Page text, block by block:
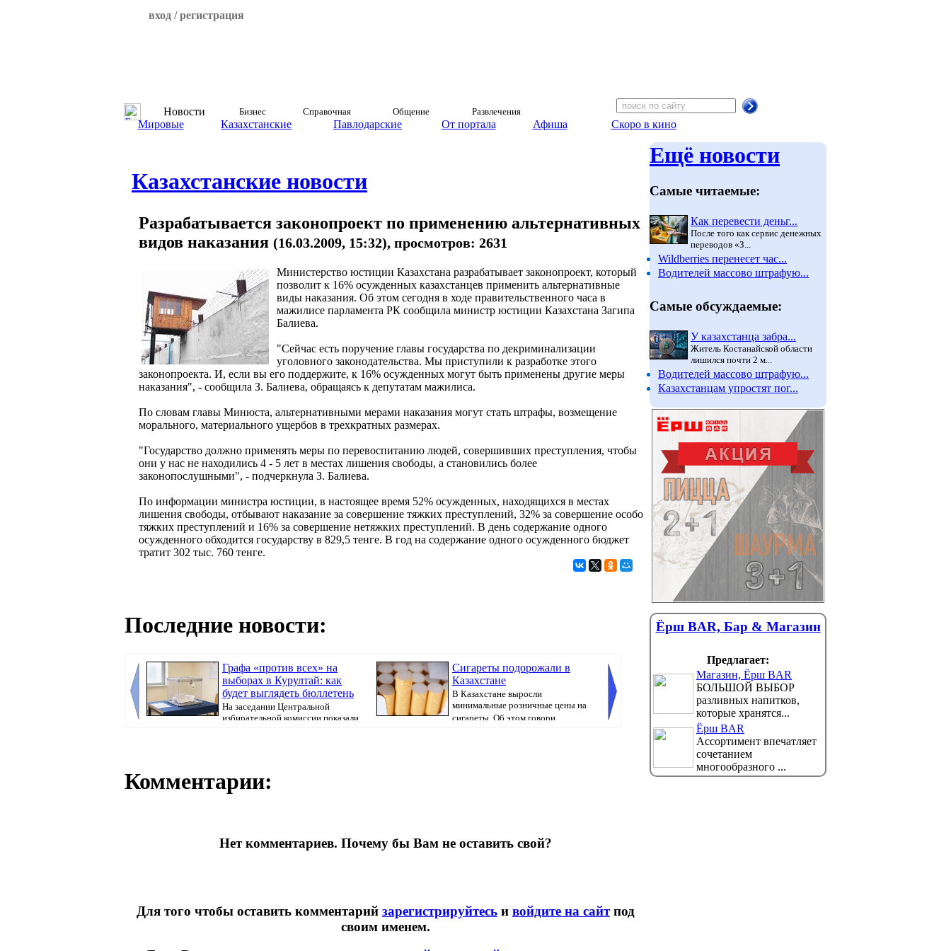
вход / регистрация
Новости Бизнес Справочная Общение Развлечения
Мировые Казахстанские Павлодарские От портала Афиша Скоро в кино
Казахстанские новости
Разрабатывается законопроект по применению альтернативных
видов наказания (16.03.2009, 15:32), просмотров: 2631
Министерство юстиции Казахстана разрабатывает законопроект, который
позволит к 16% осужденных казахстанцев применить альтернативные
виды наказания. Об этом сегодня в ходе правительственного часа в
мажилисе парламента РК сообщила министр юстиции Казахстана Загипа
Балиева.
"Сейчас есть поручение главы государства по декриминализации
уголовного законодательства. Мы приступили к разработке этого
законопроекта. И, если вы его поддержите, к 16% осужденных могут быть применены другие меры
наказания", - сообщила З. Балиева, обращаясь к депутатам мажилиса.
По словам главы Минюста, альтернативными мерами наказания могут стать штрафы, возмещение
морального, материального ущербов в трехкратных размерах.
"Государство должно применять меры по перевоспитанию людей, совершивших преступления, чтобы
они у нас не находились 4 - 5 лет в местах лишения свободы, а становились более
законопослушными", - подчеркнула З. Балиева.
По информации министра юстиции, в настоящее время 52% осужденных, находящихся в местах
лишения свободы, отбывают наказание за совершение тяжких преступлений, 32% за совершение особо
тяжких преступлений и 16% за совершение нетяжких преступлений. В день содержание одного
осужденного обходится государству в 829,5 тенге. В год на содержание одного осужденного бюджет
тратит 302 тыс. 760 тенге.
Последние новости:
Графа «против всех» на
выборах в Курултай: как
будет выглядеть бюллетень
На заседании Центральной
избирательной комиссии показали
Сигареты подорожали в
Казахстане
В Казахстане выросли
минимальные розничные цены на
сигареты. Об этом говори...
В Казахстане обновили
правила работы поликлиник
- как это отразится на
пациентах
Узкие специалисты смогут сами
направлять пациентов на дополнительные обслед...
Комментарии:
Нет комментариев. Почему бы Вам не оставить свой?
Для того чтобы оставить комментарий зарегистрируйтесь и войдите на сайтпод
своим именем.
Ещё новости
Самые читаемые:
Как перевести деньг...
После того как сервис денежных
переводов «З...
Wildberries перенесет час...
Водителей массово штрафую...
Самые обсуждаемые:
У казахстанца забра...
Житель Костанайской области
лишился почти 2 м...
Водителей массово штрафую...
Казахстанцам упростят пог...
Ёрш BAR, Бар & Магазин
Предлагает:
Магазин, Ёрш BAR
БОЛЬШОЙ ВЫБОР
разливных напитков,
которые хранятся...
Ёрш BAR
Ассортимент впечатляет
сочетанием
многообразного ...